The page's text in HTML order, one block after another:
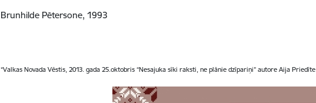
Brunhilde Pētersone, 1993
*Valkas Novada Vēstis, 2013. gada 25.oktobris “Nesajuka sīki raksti, ne plānie dzīpariņi” autore Aija Priedīte